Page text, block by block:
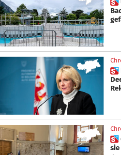
 Urteil zu tödlichem
 Bittere Pille für Waltraud
 Gerichtsgutachter: Warum